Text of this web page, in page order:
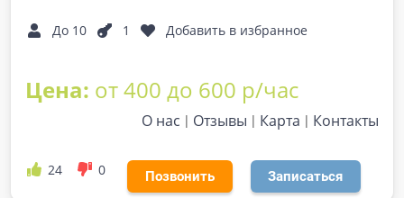
До 10 1 Добавить в избранное
Цена: от 400 до 600 р/час
О нас Отзывы Карта Контакты
24 0 Позвонить Записаться